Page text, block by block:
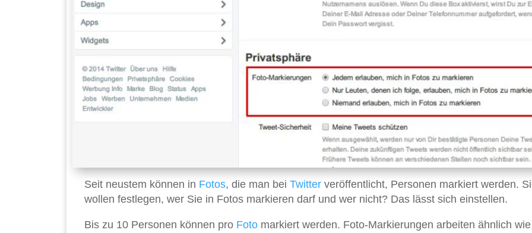
Seit neustem können in Fotos, die man bei Twitter veröffentlicht, Personen markiert werden.
wollen festlegen, wer Sie in Fotos markieren darf und wer nicht? Das lässt sich einstellen.
Bis zu 10 Personen können pro Foto markiert werden. Foto-Markierungen arbeiten ähnlich wie